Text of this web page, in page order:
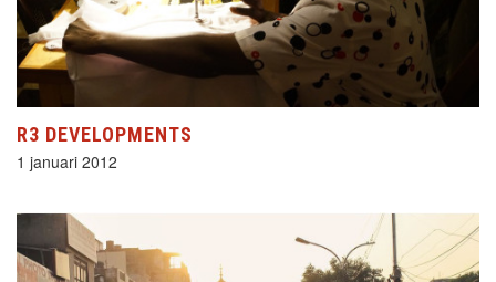
R3 DEVELOPMENTS
1 januari 2012